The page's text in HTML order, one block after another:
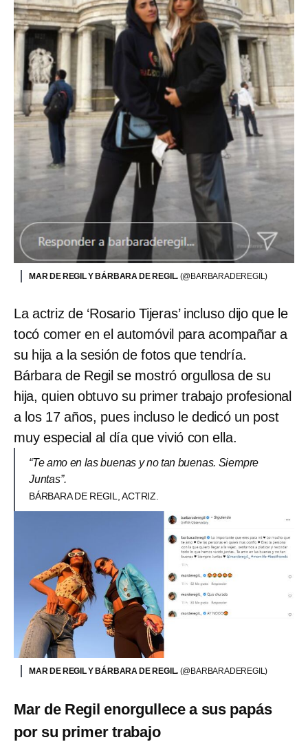
MAR DE REGIL Y BÁRBARA DE REGIL. (@BARBARADEREGIL)
La actriz de ‘Rosario Tijeras’ incluso dijo que le
tocó comer en el automóvil para acompañar a
su hija a la sesión de fotos que tendría.
Bárbara de Regil se mostró orgullosa de su
hija, quien obtuvo su primer trabajo profesional
a los 17 años, pues incluso le dedicó un post
muy especial al día que vivió con ella.
“Te amo en las buenas y no tan buenas. Siempre
Juntas”.
BÁRBARA DE REGIL, ACTRIZ.
MAR DE REGIL Y BÁRBARA DE REGIL. (@BARBARADEREGIL)
Mar de Regil enorgullece a sus papás
por su primer trabajo